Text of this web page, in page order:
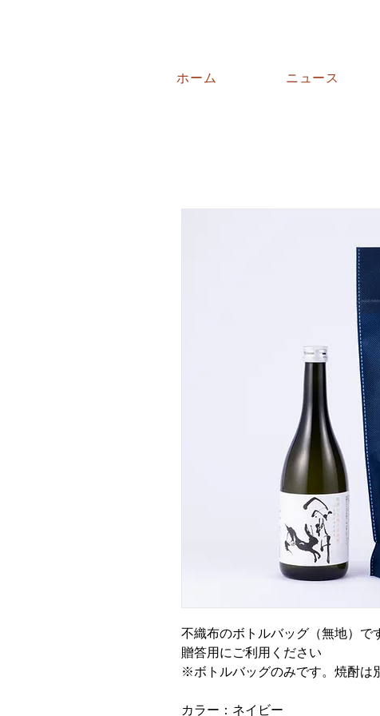
ホーム ニュース
不織布のボトルバッグ（無地）で
贈答用にご利用ください
※ボトルバッグのみです。焼酎は
カラー：ネイビー